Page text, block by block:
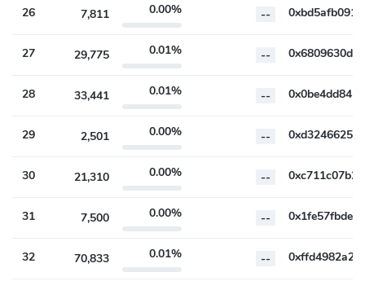
26 7,811 0.00% --
27 29,775 0.01% --
28 33,441 0.01% --
29 2,501 0.00% --
30 21,310 0.00% --
31 7,500 0.00% --
32 70,833 0.01% --